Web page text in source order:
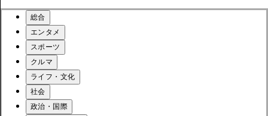
総合
エンタメ
スポーツ
クルマ
ライフ・文化
社会
政治・国際